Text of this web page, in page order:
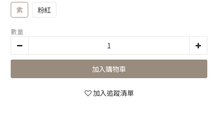
紫 粉紅
數量
加入購物車
加入追蹤清單